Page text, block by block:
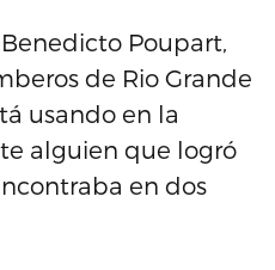
Poupart,
de Rio Grande
usando en la
alguien que logró
en dos